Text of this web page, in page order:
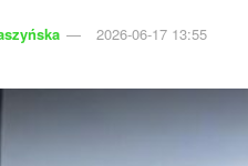
2026-06-17 13:55